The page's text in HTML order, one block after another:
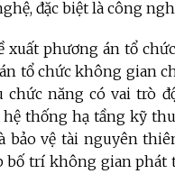
đặc biệt là công
xuất phương án tổ
tổ chức không gian
năng có vai trò
thống hạ tầng kỹ
bảo vệ tài nguyên
bố trí không gian